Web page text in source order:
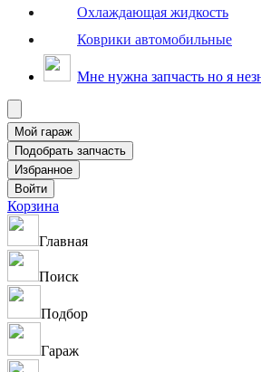
Охлаждающая жидкость
Коврики автомобильные
Мне нужна запчасть но я
Корзина
Главная
Поиск
Подбор
Гараж